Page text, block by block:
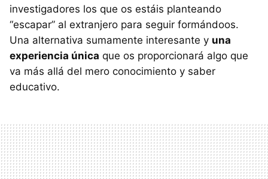
investigadores los que os estáis planteando
“escapar” al extranjero para seguir formándoos.
Una alternativa sumamente interesante y una
experiencia única que os proporcionará algo que
va más allá del mero conocimiento y saber
educativo.